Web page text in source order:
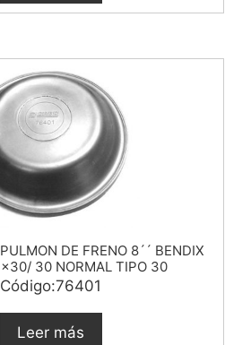
DE FRENO 8´´ BENDIX
30 NORMAL TIPO 30
Código:76401
Leer más